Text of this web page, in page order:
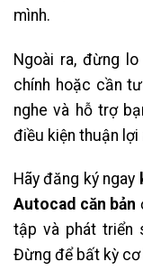
mình.
Ngoài ra, đừng
chính hoặc cần
nghe và hỗ trợ
điều kiện thuận lợi
Hãy đăng ký ngay
Autocad căn bản
tập và phát triển
Đừng để bất kỳ cơ